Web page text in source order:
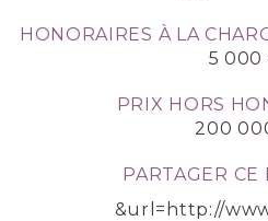
HONORAIRES À LA
5 000
PRIX HORS
200
PARTAGER CE
&url=http://